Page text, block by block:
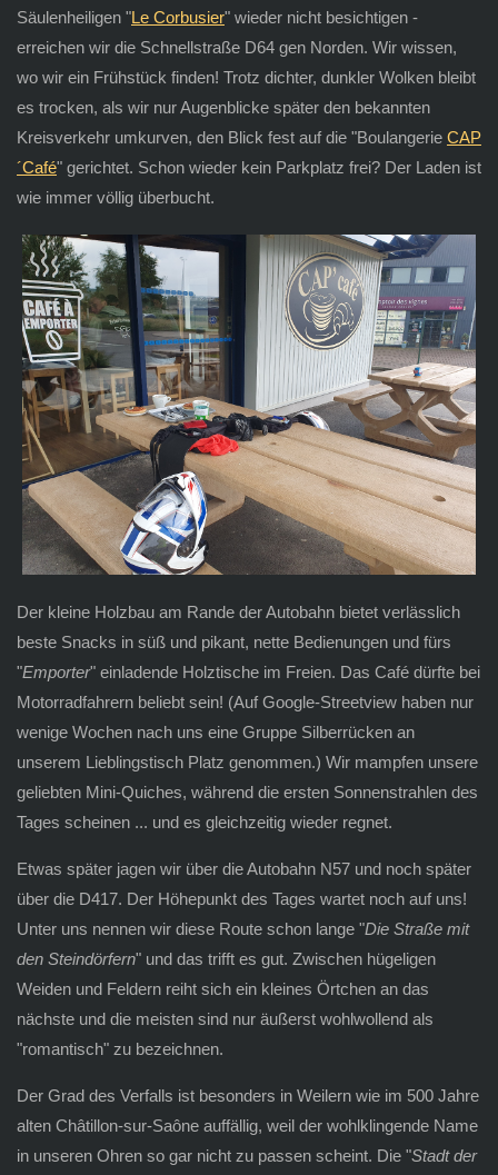
Säulenheiligen "Le Corbusier" wieder nicht besichtigen -
erreichen wir die Schnellstraße D64 gen Norden. Wir wissen,
wo wir ein Frühstück finden! Trotz dichter, dunkler Wolken bleibt
es trocken, als wir nur Augenblicke später den bekannten
Kreisverkehr umkurven, den Blick fest auf die "Boulangerie CAP
´Café" gerichtet. Schon wieder kein Parkplatz frei? Der Laden ist
wie immer völlig überbucht.
Der kleine Holzbau am Rande der Autobahn bietet verlässlich
beste Snacks in süß und pikant, nette Bedienungen und fürs
"Emporter" einladende Holztische im Freien. Das Café dürfte bei
Motorradfahrern beliebt sein! (Auf Google-Streetview haben nur
wenige Wochen nach uns eine Gruppe Silberrücken an
unserem Lieblingstisch Platz genommen.) Wir mampfen unsere
geliebten Mini-Quiches, während die ersten Sonnenstrahlen des
Tages scheinen ... und es gleichzeitig wieder regnet.
Etwas später jagen wir über die Autobahn N57 und noch später
über die D417. Der Höhepunkt des Tages wartet noch auf uns!
Unter uns nennen wir diese Route schon lange "Die Straße mit
den Steindörfern" und das trifft es gut. Zwischen hügeligen
Weiden und Feldern reiht sich ein kleines Örtchen an das
nächste und die meisten sind nur äußerst wohlwollend als
"romantisch" zu bezeichnen.
Der Grad des Verfalls ist besonders in Weilern wie im 500 Jahre
alten Châtillon-sur-Saône auffällig, weil der wohlklingende Name
in unseren Ohren so gar nicht zu passen scheint. Die "Stadt der